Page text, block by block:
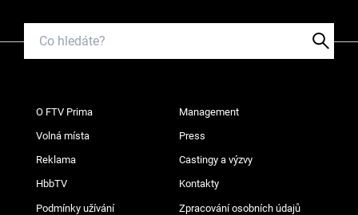
O FTV Prima Management
Volná místa Press
Reklama Castingy a výzvy
HbbTV Kontakty
Podmínky užívání Zpracování osobních údajů